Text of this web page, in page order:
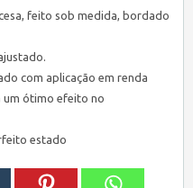
feito sob medida, bordado
com aplicação em renda
um ótimo efeito no
estado